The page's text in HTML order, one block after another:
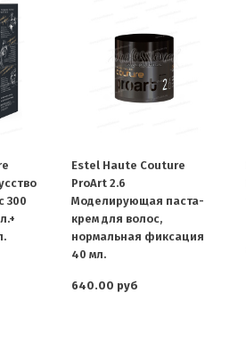
300
Estel Haute Couture
ProArt 2.6
Моделирующая паста-
крем для волос,
нормальная фиксация
40 мл.
640.00 руб